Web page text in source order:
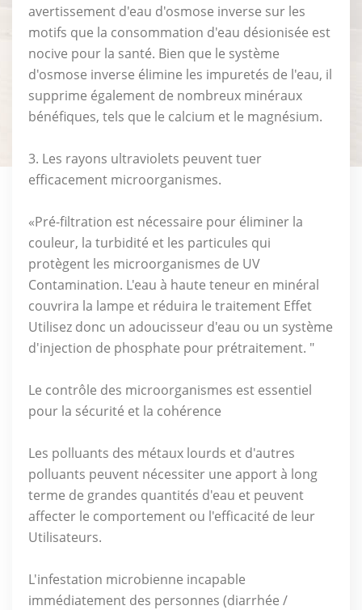
avertissement d'eau d'osmose inverse sur les
motifs que la consommation d'eau désionisée est
nocive pour la santé. Bien que le système
d'osmose inverse élimine les impuretés de l'eau, il
supprime également de nombreux minéraux
bénéfiques, tels que le calcium et le magnésium.
3. Les rayons ultraviolets peuvent tuer
efficacement microorganismes.
«Pré-filtration est nécessaire pour éliminer la
couleur, la turbidité et les particules qui
protègent les microorganismes de UV
Contamination. L'eau à haute teneur en minéral
couvrira la lampe et réduira le traitement Effet
Utilisez donc un adoucisseur d'eau ou un système
d'injection de phosphate pour prétraitement. "
Le contrôle des microorganismes est essentiel
pour la sécurité et la cohérence
Les polluants des métaux lourds et d'autres
polluants peuvent nécessiter une apport à long
terme de grandes quantités d'eau et peuvent
affecter le comportement ou l'efficacité de leur
Utilisateurs.
L'infestation microbienne incapable
immédiatement des personnes (diarrhée /